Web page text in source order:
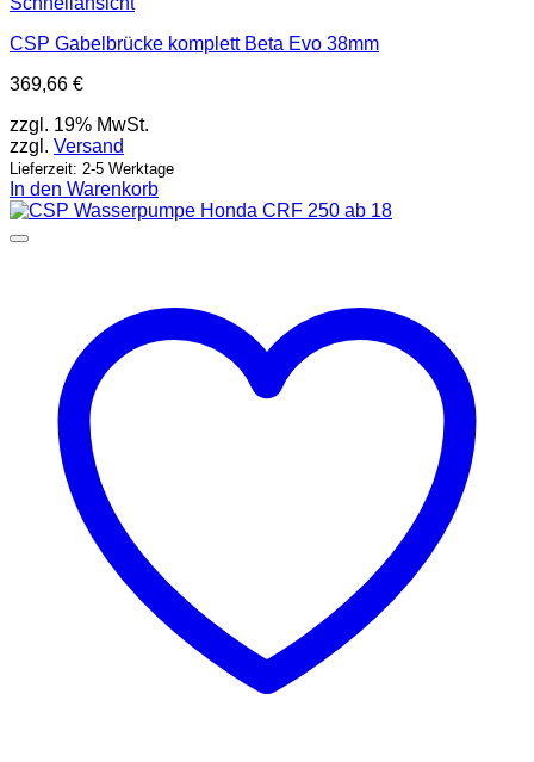
CSP Gabelbrücke komplett Beta Evo 38mm
369,66 €
zzgl. 19% MwSt.
zzgl. Versand
Lieferzeit: 2-5 Werktage
In den Warenkorb